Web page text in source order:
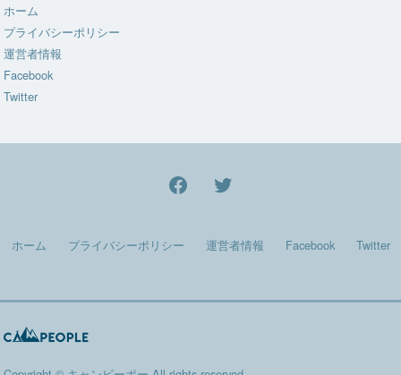
ホーム
プライバシーポリシー
運営者情報
Facebook
Twitter
facebook
ホーム プライバシーポリシー 運営者情報 Facebook Twitter